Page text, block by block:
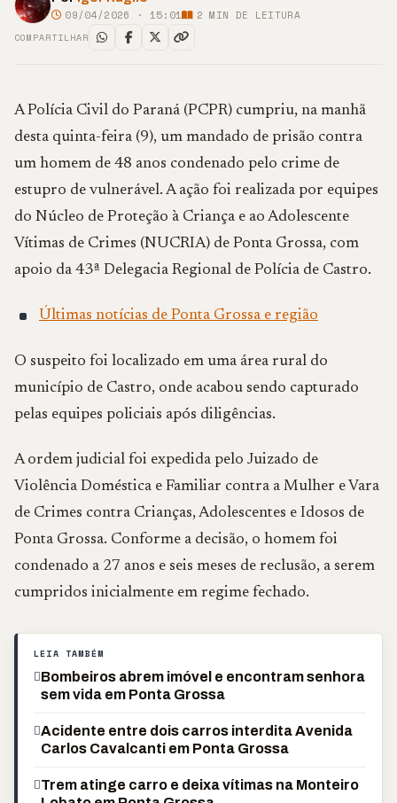
09/04/2026 · 15:01 2 MIN DE LEITURA
COMPARTILHAR
APolícia Civil do Paraná (PCPR) cumpriu, na manhã
desta quinta-feira (9), um mandado de prisão contra
um homem de 48 anos condenado pelo crime de
estupro de vulnerável. A ação foi realizada por equipes
do Núcleo de Proteção à Criança e ao Adolescente
Vítimas de Crimes (NUCRIA) de Ponta Grossa, com
apoio da 43ª Delegacia Regional de Polícia de Castro.
Últimas notícias de Ponta Grossa e região
O suspeito foi localizado em uma área rural do
município de Castro, onde acabou sendo capturado
pelas equipes policiais após diligências.
A ordem judicial foi expedida pelo Juizado de
Violência Doméstica e Familiar contra a Mulher e Vara
de Crimes contra Crianças, Adolescentes e Idosos de
Ponta Grossa. Conforme a decisão, o homem foi
condenado a 27 anos e seis meses de reclusão, a serem
cumpridos inicialmente em regime fechado.
LEIA TAMBÉM
Bombeiros abrem imóvel e encontram senhora
sem vida em Ponta Grossa
Acidente entre dois carros interdita Avenida
Carlos Cavalcanti em Ponta Grossa
Trem atinge carro e deixa vítimas na Monteiro